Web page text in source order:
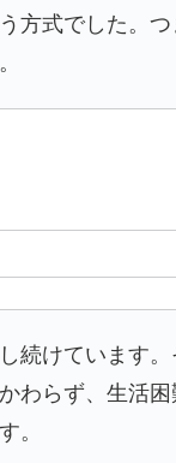
方式でした。つ
続けています
わらず、生活
。